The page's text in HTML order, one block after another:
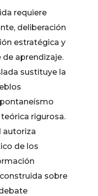
requiere
deliberación
estratégica y
aprendizaje.
sustituye la
rigurosa.
autoriza
de los
sobre